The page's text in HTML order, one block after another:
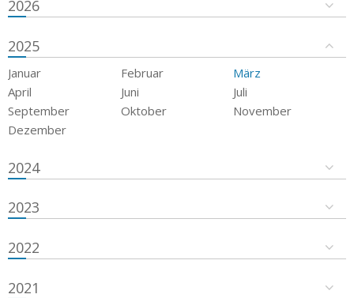
2026
2025
Januar Februar
März
April
Juni
Juli
September
Oktober
November
Dezember
2024
2023
2022
2021